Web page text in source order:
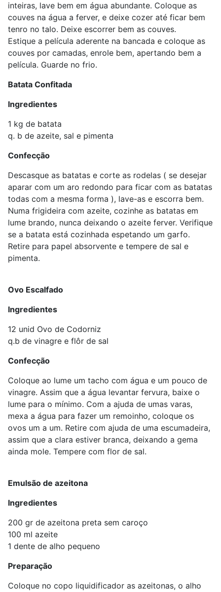
inteiras, lave bem em água abundante. Coloque as
couves na água a ferver, e deixe cozer até ficar bem
tenro no talo. Deixe escorrer bem as couves.
Estique a película aderente na bancada e coloque as
couves por camadas, enrole bem, apertando bem a
película. Guarde no frio.
Batata Confitada
Ingredientes
1 kg de batata
q. b de azeite, sal e pimenta
Confecção
Descasque as batatas e corte as rodelas ( se desejar
aparar com um aro redondo para ficar com as batatas
todas com a mesma forma ), lave-as e escorra bem.
Numa frigideira com azeite, cozinhe as batatas em
lume brando, nunca deixando o azeite ferver. Verifique
se a batata está cozinhada espetando um garfo.
Retire para papel absorvente e tempere de sal e
pimenta.
Ovo Escalfado
Ingredientes
12 unid Ovo de Codorniz
q.b de vinagre e flôr de sal
Confecção
Coloque ao lume um tacho com água e um pouco de
vinagre. Assim que a água levantar fervura, baixe o
lume para o mínimo. Com a ajuda de umas varas,
mexa a água para fazer um remoinho, coloque os
ovos um a um. Retire com ajuda de uma escumadeira,
assim que a clara estiver branca, deixando a gema
ainda mole. Tempere com flor de sal.
Emulsão de azeitona
Ingredientes
200 gr de azeitona preta sem caroço
100 ml azeite
1 dente de alho pequeno
Preparação
Coloque no copo liquidificador as azeitonas, o alho